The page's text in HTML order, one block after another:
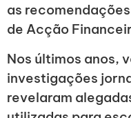
as
de Acção
Nos últimos anos,
investigações
revelaram